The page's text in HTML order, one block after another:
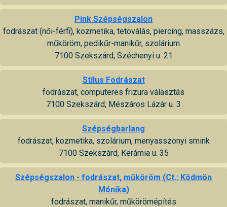
Pink Szépségszalon
fodrászat (női-férfi), kozmetika, tetoválás, piercing, masszázs,
műköröm, pedikűr-manikűr, szolárium
7100 Szekszárd, Széchenyi u. 21
Stílus Fodrászat
fodrászat, computeres frizura választás
7100 Szekszárd, Mészáros Lázár u. 3
Szépségbarlang
fodrászat, kozmetika, szolárium, menyasszonyi smink
7100 Szekszárd, Kerámia u. 35
Szépségszalon - fodrászat, műköröm (Ct.: Ködmön
Mónika)
fodrászat, manikűr, műkörömépítés